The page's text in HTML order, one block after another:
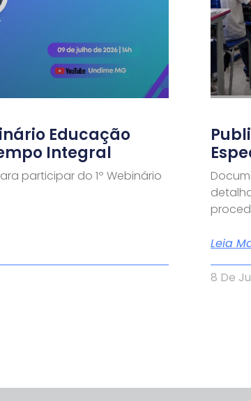
Educação
Integral
participar do 1º Webinário
Leia
8 De